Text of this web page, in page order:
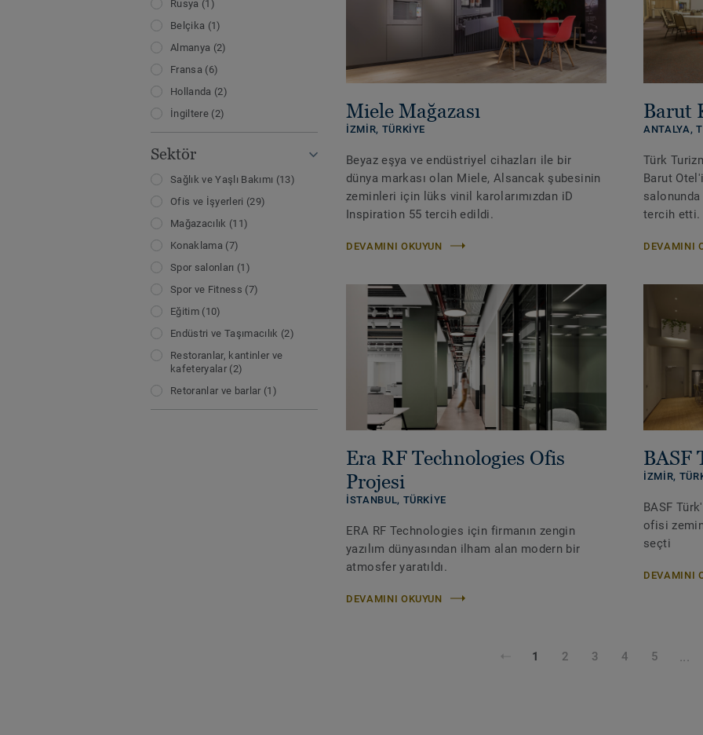
Rusya (1)
Belçika (1)
Almanya (2)
Fransa (6)
Hollanda (2)
İngiltere(2)
Sektör
Sağlık ve Yaşlı Bakımı (13)
Ofis ve İşyerleri (29)
Mağazacılık (11)
Konaklama (7)
Spor salonları (1)
Spor ve Fitness (7)
Eğitim(10)
Endüstri ve Taşımacılık (2)
Restoranlar, kantinler ve
kafeteryalar(2)
Retoranlar ve barlar (1)
Miele Mağazası
İZMIR, TÜRKIYE
Beyaz eşya ve endüstriyel cihazları ile bir
dünya markası olan Miele, Alsancak şubesinin
zeminleri için lüks vinil karolarımızdan iD
Inspiration 55 tercih edildi.
DEVAMINI OKUYUN
Barut
ANTALYA,
Türk
Barut
salonunda
tercih etti.
DEVAMINI
Era RF Technologies Ofis
Projesi
İSTANBUL, TÜRKIYE
ERA RF Technologies için firmanın zengin
yazılım dünyasından ilham alan modern bir
atmosfer yaratıldı.
DEVAMINI OKUYUN
BASF
İZMIR,
BASF
ofisi
seçti
DEVAMINI
1 2 3 4 5